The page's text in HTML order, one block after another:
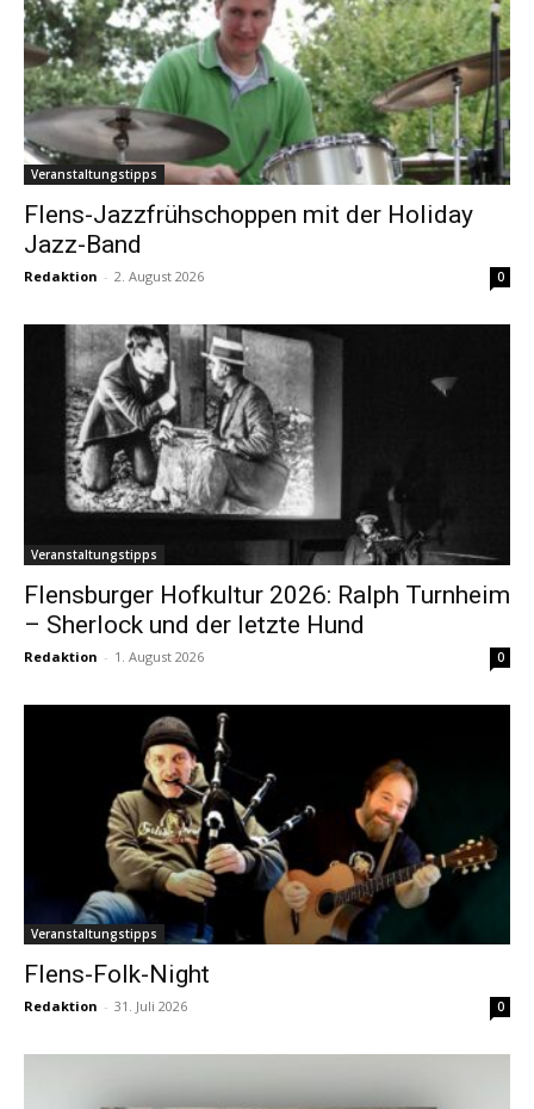
Veranstaltungstipps
Flens-Jazzfrühschoppen mit der Holiday
Jazz-Band
Redaktion - 2. August 2026 0
Veranstaltungstipps
Flensburger Hofkultur 2026: Ralph Turnheim
– Sherlock und der letzte Hund
Redaktion - 1. August 2026 0
Veranstaltungstipps
Flens-Folk-Night
Redaktion - 31. Juli 2026 0